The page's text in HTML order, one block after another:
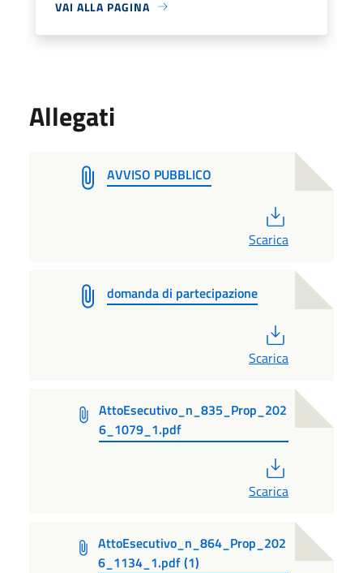
VAI ALLA PAGINA
Allegati
AVVISO PUBBLICO
Scarica
domanda di partecipazione
Scarica
AttoEsecutivo_n_835_Prop_202
6_1079_1.pdf
Scarica
AttoEsecutivo_n_864_Prop_202
6_1134_1.pdf (1)